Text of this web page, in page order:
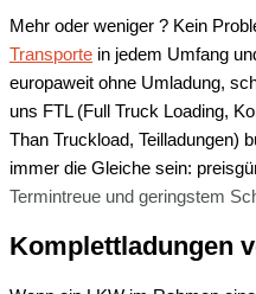
Mehr oder weniger ? Kein
Transporte in jedem Umfang
europaweit ohne Umladung,
uns FTL (Full Truck Loading,
Than Truckload, Teilladungen)
immer die Gleiche sein:
Termintreue und geringstem
Komplettladungen